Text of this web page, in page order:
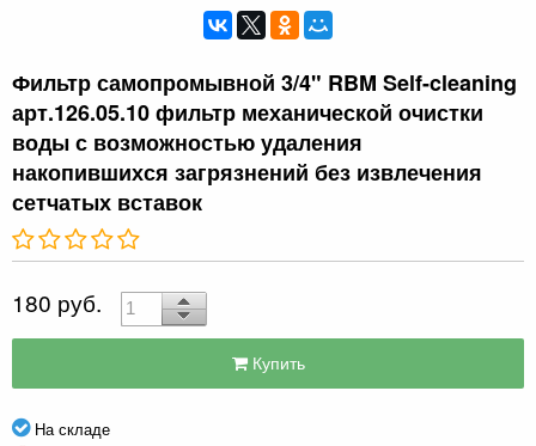
Фильтр самопромывной 3/4" RBM Self-cleaning
арт.126.05.10 фильтр механической очистки
воды с возможностью удаления
накопившихся загрязнений без извлечения
сетчатых вставок
180 руб.
Купить
На складе